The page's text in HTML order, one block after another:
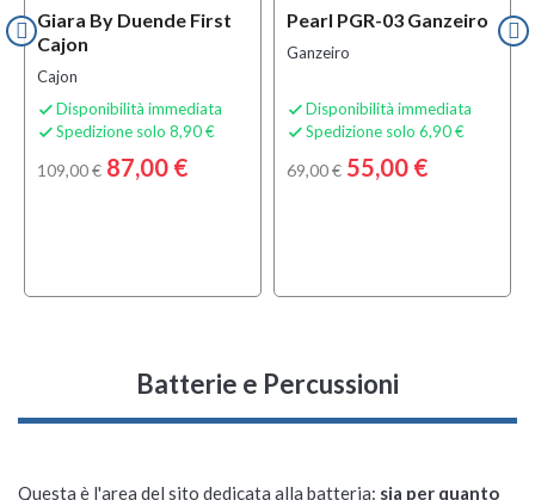
Giara By Duende First
Cajon
Cajon
 Disponibilità immediata
 Spedizione solo 8,90 €
109,00 € 87,00 €
Pearl PGR-03 Ganzeiro
Ganzeiro
 Disponibilità immediata
 Spedizione solo 6,90 €
69,00 € 55,00 €
Batterie e Percussioni
Questa è l'area del sito dedicata alla batteria: sia per quanto